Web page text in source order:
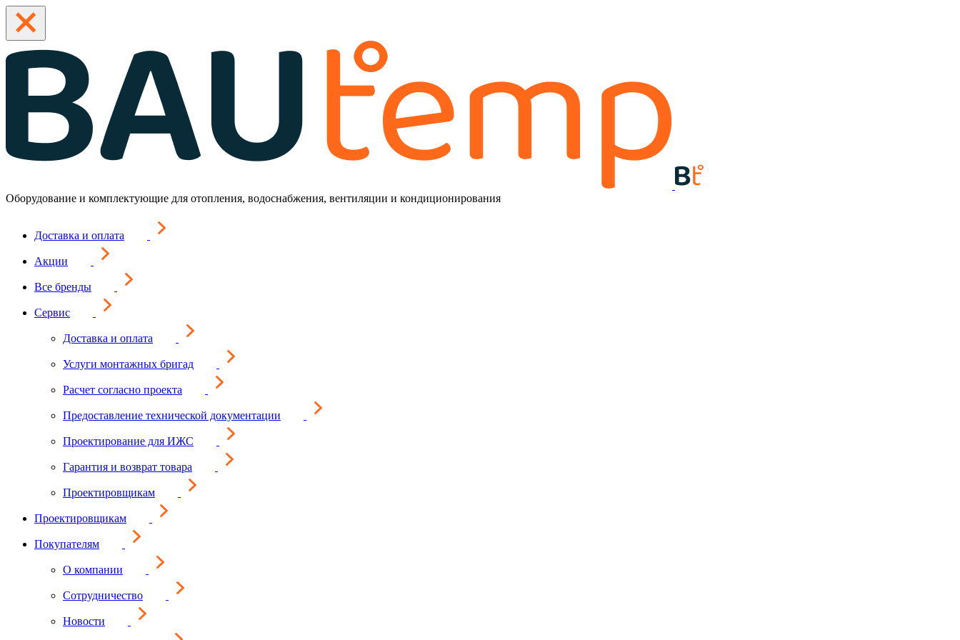
Оборудование и комплектующие для отопления, водоснабжения, вентиляции и кондиционирования
Доставка и оплата
Акции
Все бренды
Сервис
Доставка и оплата
Услуги монтажных бригад
Расчет согласно проекта
Предоставление технической документации
Проектирование для ИЖС
Гарантия и возврат товара
Проектировщикам
Проектировщикам
Покупателям
О компании
Сотрудничество
Новости